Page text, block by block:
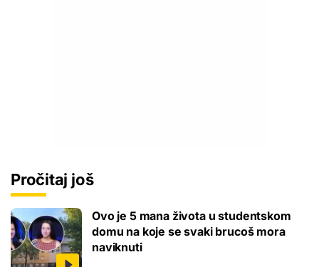
Pročitaj još
Ovo je 5 mana života u studentskom
domu na koje se svaki brucoš mora
naviknuti